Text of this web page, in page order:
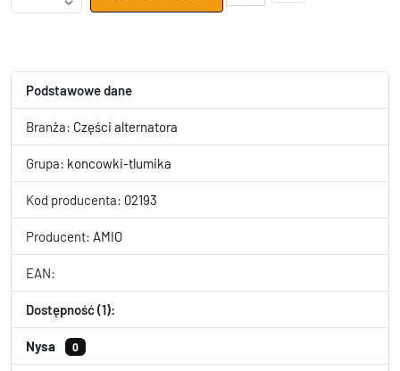
Podstawowe dane
Branża: Części alternatora
Grupa: koncowki-tlumika
Kod producenta: 02193
Producent: AMIO
EAN:
Dostępność (1):
Nysa 0